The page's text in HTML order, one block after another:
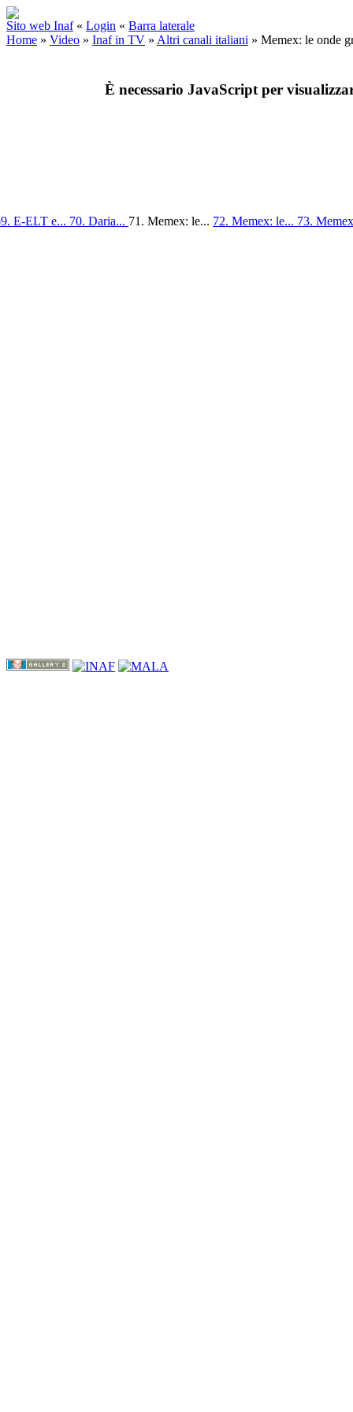
Sito web Inaf « Login « Barra laterale
Home » Video » Inaf in TV » Altri canali italiani » Memex: le onde
È necessario JavaScript per
E-ELT e... 70. Daria... 71. Memex: le... 72. Memex: le... 73.